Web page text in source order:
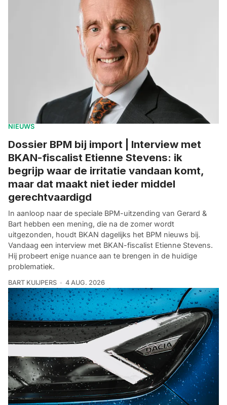
NIEUWS
Dossier BPM bij import | Interview met
BKAN-fiscalist Etienne Stevens: ik
begrijp waar de irritatie vandaan komt,
maar dat maakt niet ieder middel
gerechtvaardigd
In aanloop naar de speciale BPM-uitzending van Gerard &
Bart hebben een mening, die na de zomer wordt
uitgezonden, houdt BKAN dagelijks het BPM nieuws bij.
Vandaag een interview met BKAN-fiscalist Etienne Stevens.
Hij probeert enige nuance aan te brengen in de huidige
problematiek.
BART KUIJPERS 4 AUG. 2026